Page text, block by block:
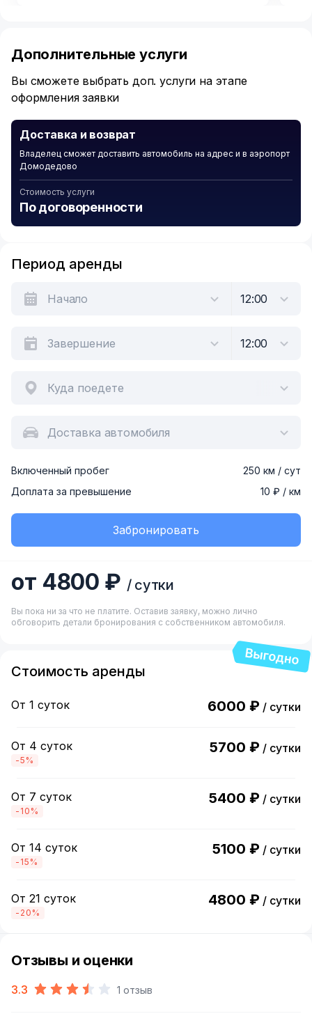
of
6
Дополнительные услуги
Вы сможете выбрать доп. услуги на этапе
оформления заявки
Доставка и возврат
Владелец сможет доставить автомобиль на адрес и в аэропорт
Домодедово
Стоимость услуги
По договоренности
Период аренды
Куда поедете
Доставка автомобиля
Включенный пробег
250 км / сут
Доплата за превышение
10 ₽ / км
Забронировать
от 4800 ₽ / сутки
Вы пока ни за что не платите. Оставив заявку, можно лично
обговорить детали бронирования с собственником автомобиля.
Стоимость аренды
От 1 суток 6000 ₽ / сутки
От 4 суток
-5%
5700 ₽ / сутки
От 7 суток
-10%
5400 ₽ / сутки
От 14 суток
-15%
5100 ₽ / сутки
От 21 суток
-20%
4800 ₽ / сутки
Отзывы и оценки
3.3 1 отзыв